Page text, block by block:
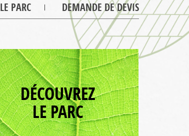
LE PARC DEMANDE DE DEVIS
DÉCOUVREZ
LE PARC